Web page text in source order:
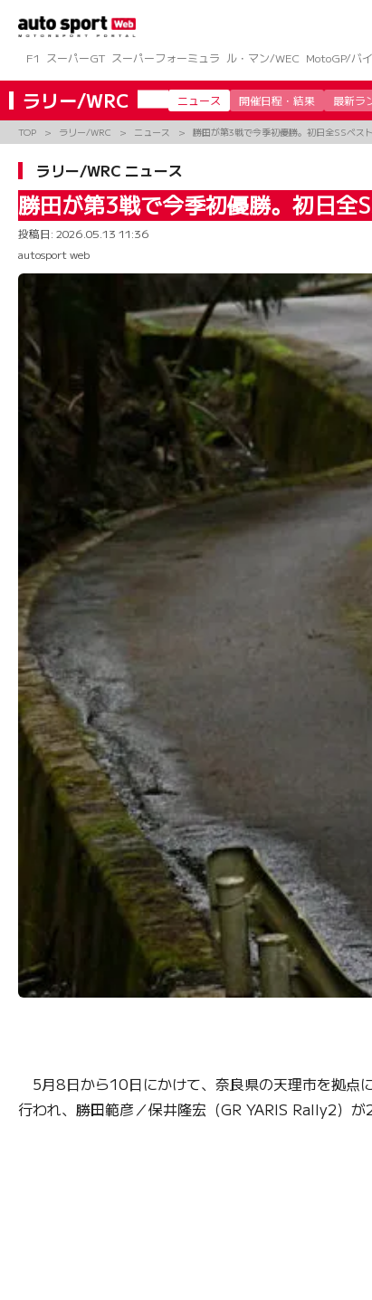
ツ
へ
ス
キ
ッ
F1
スーパーGT スーパーフォーミュラ ル・マン/WEC MotoGP/バ
ラリー/WRC ニュース 開催日程・結果 最新ラ
TOP ラリー/WRC ニュース 勝田が第3戦で今季初優勝。初日全SSベス
ラリー/WRC ニュース
勝田が第3戦で今季初優勝。初日全
投稿日: 2026.05.13 11:36
autosport web
5月8日から10日にかけて、奈良県の天理市を拠点
行われ、勝田範彦／保井隆宏（GR YARIS Rally2）が